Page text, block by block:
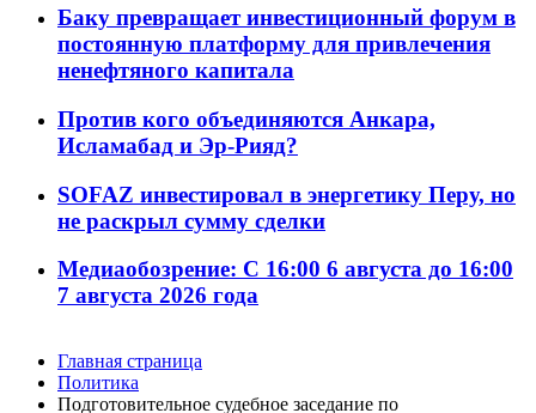
Баку превращает инвестиционный форум в
постоянную платформу для привлечения
ненефтяного капитала
Против кого объединяются Анкара,
Исламабад и Эр-Рияд?
SOFAZ инвестировал в энергетику Перу, но
не раскрыл сумму сделки
Медиаобозрение: С 16:00 6 августа до 16:00
7 августа 2026 года
Главная страница
Политика
Подготовительное судебное заседание по